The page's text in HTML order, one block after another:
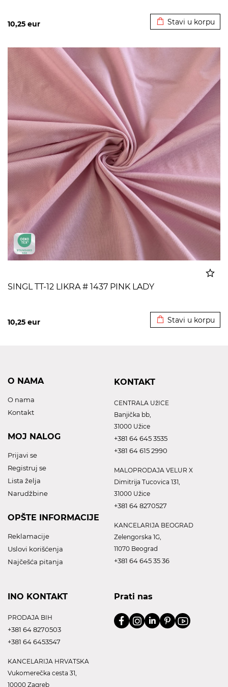
10,25 eur Stavi u korpu
SINGL TT-12 LIKRA # 1437 PINK LADY
10,25 eur Stavi u korpu
O NAMA
O nama
Kontakt
MOJ NALOG
Prijavi se
Registruj se
Lista želja
Narudžbine
OPŠTE INFORMACIJE
Reklamacije
Uslovi korišćenja
Najčešća pitanja
KONTAKT
CENTRALA UžICE
Banjička bb,
31000 Užice
+381 64 645 3535
+381 64 615 2990
MALOPRODAJA VELUR X
Dimitrija Tucovica 131,
31000 Užice
+381 64 8270527
KANCELARIJA BEOGRAD
Zelengorska 1G,
11070 Beograd
+381 64 645 35 36
INO KONTAKT
PRODAJA BIH
+381 64 8270503
+381 64 6453547
KANCELARIJA HRVATSKA
Vukomerečka cesta 31,
10000 Zagreb
Prati nas